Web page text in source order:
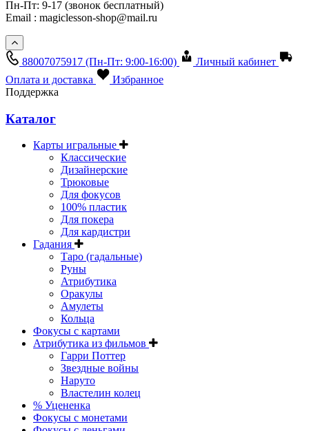
Пн-Пт: 9-17 (звонок бесплатный)
Email : magiclesson-shop@mail.ru
88007075917 (Пн-Пт: 9:00-16:00)
Личный кабинет
Оплата и доставка
Избранное
Поддержка
Каталог
Карты игральные
Классические
Дизайнерские
Трюковые
Для фокусов
100% пластик
Для покера
Для кардистри
Гадания
Таро (гадальные)
Руны
Атрибутика
Оракулы
Амулеты
Кольца
Фокусы с картами
Атрибутика из фильмов
Гарри Поттер
Звездные войны
Наруто
Властелин колец
% Уцененка
Фокусы с монетами